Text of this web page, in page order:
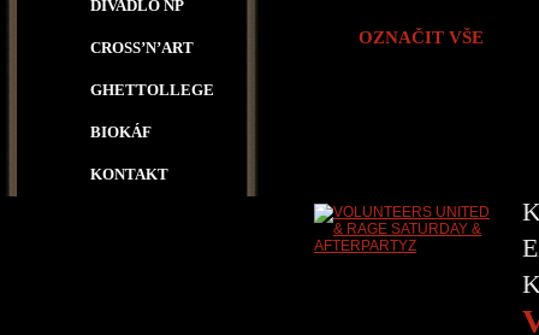
DIVADLO NP
CROSS’N’ART
GHETTOLLEGE
BIOKÁF
KONTAKT
OZNAČIT VŠE